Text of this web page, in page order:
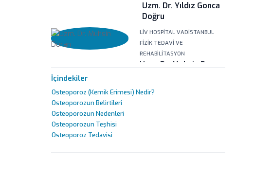
Uzm. Dr. Yıldız Gonca
Doğru
LIV HOSPITAL VADISTANBUL
FIZIK TEDAVI VE
REHABILITASYON
Uzm. Dr. Muhsin Doran
İÇ HASTALIKLARI
Prof. Dr. Mehmet Tahir Ünal
İçindekiler
Osteoporoz (Kemik Erimesi) Nedir?
Osteoporozun Belirtileri
Osteoporozun Nedenleri
Osteoporozun Teşhisi
Osteoporoz Tedavisi